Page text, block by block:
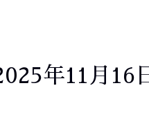
年11月16